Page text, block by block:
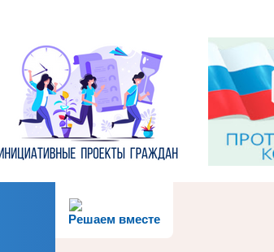
Решаем вместе